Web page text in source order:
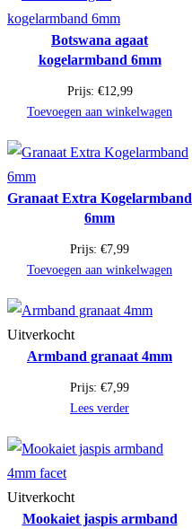
Botswana agaat
kogelarmband 6mm
Prijs: €12,99
Toevoegen aan winkelwagen
Granaat Extra Kogelarmband
6mm
Prijs: €7,99
Toevoegen aan winkelwagen
Uitverkocht
Armband granaat 4mm
Prijs: €7,99
Lees verder
Uitverkocht
Mookaiet jaspis armband